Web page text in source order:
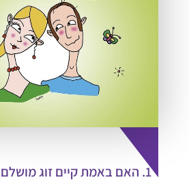
1. האם באמת קיים זוג מושלם?